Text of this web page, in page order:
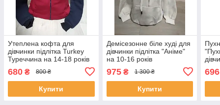
Утеплена кофта для
дівчинки підлітка Turkey
Туреччина на 14-18 років
680 ₴ 800 ₴
Купити
Демісезонне біле худі для
дівчинки підлітка "Аніме"
на 10-16 років
975₴ 1 300 ₴
Купити
696